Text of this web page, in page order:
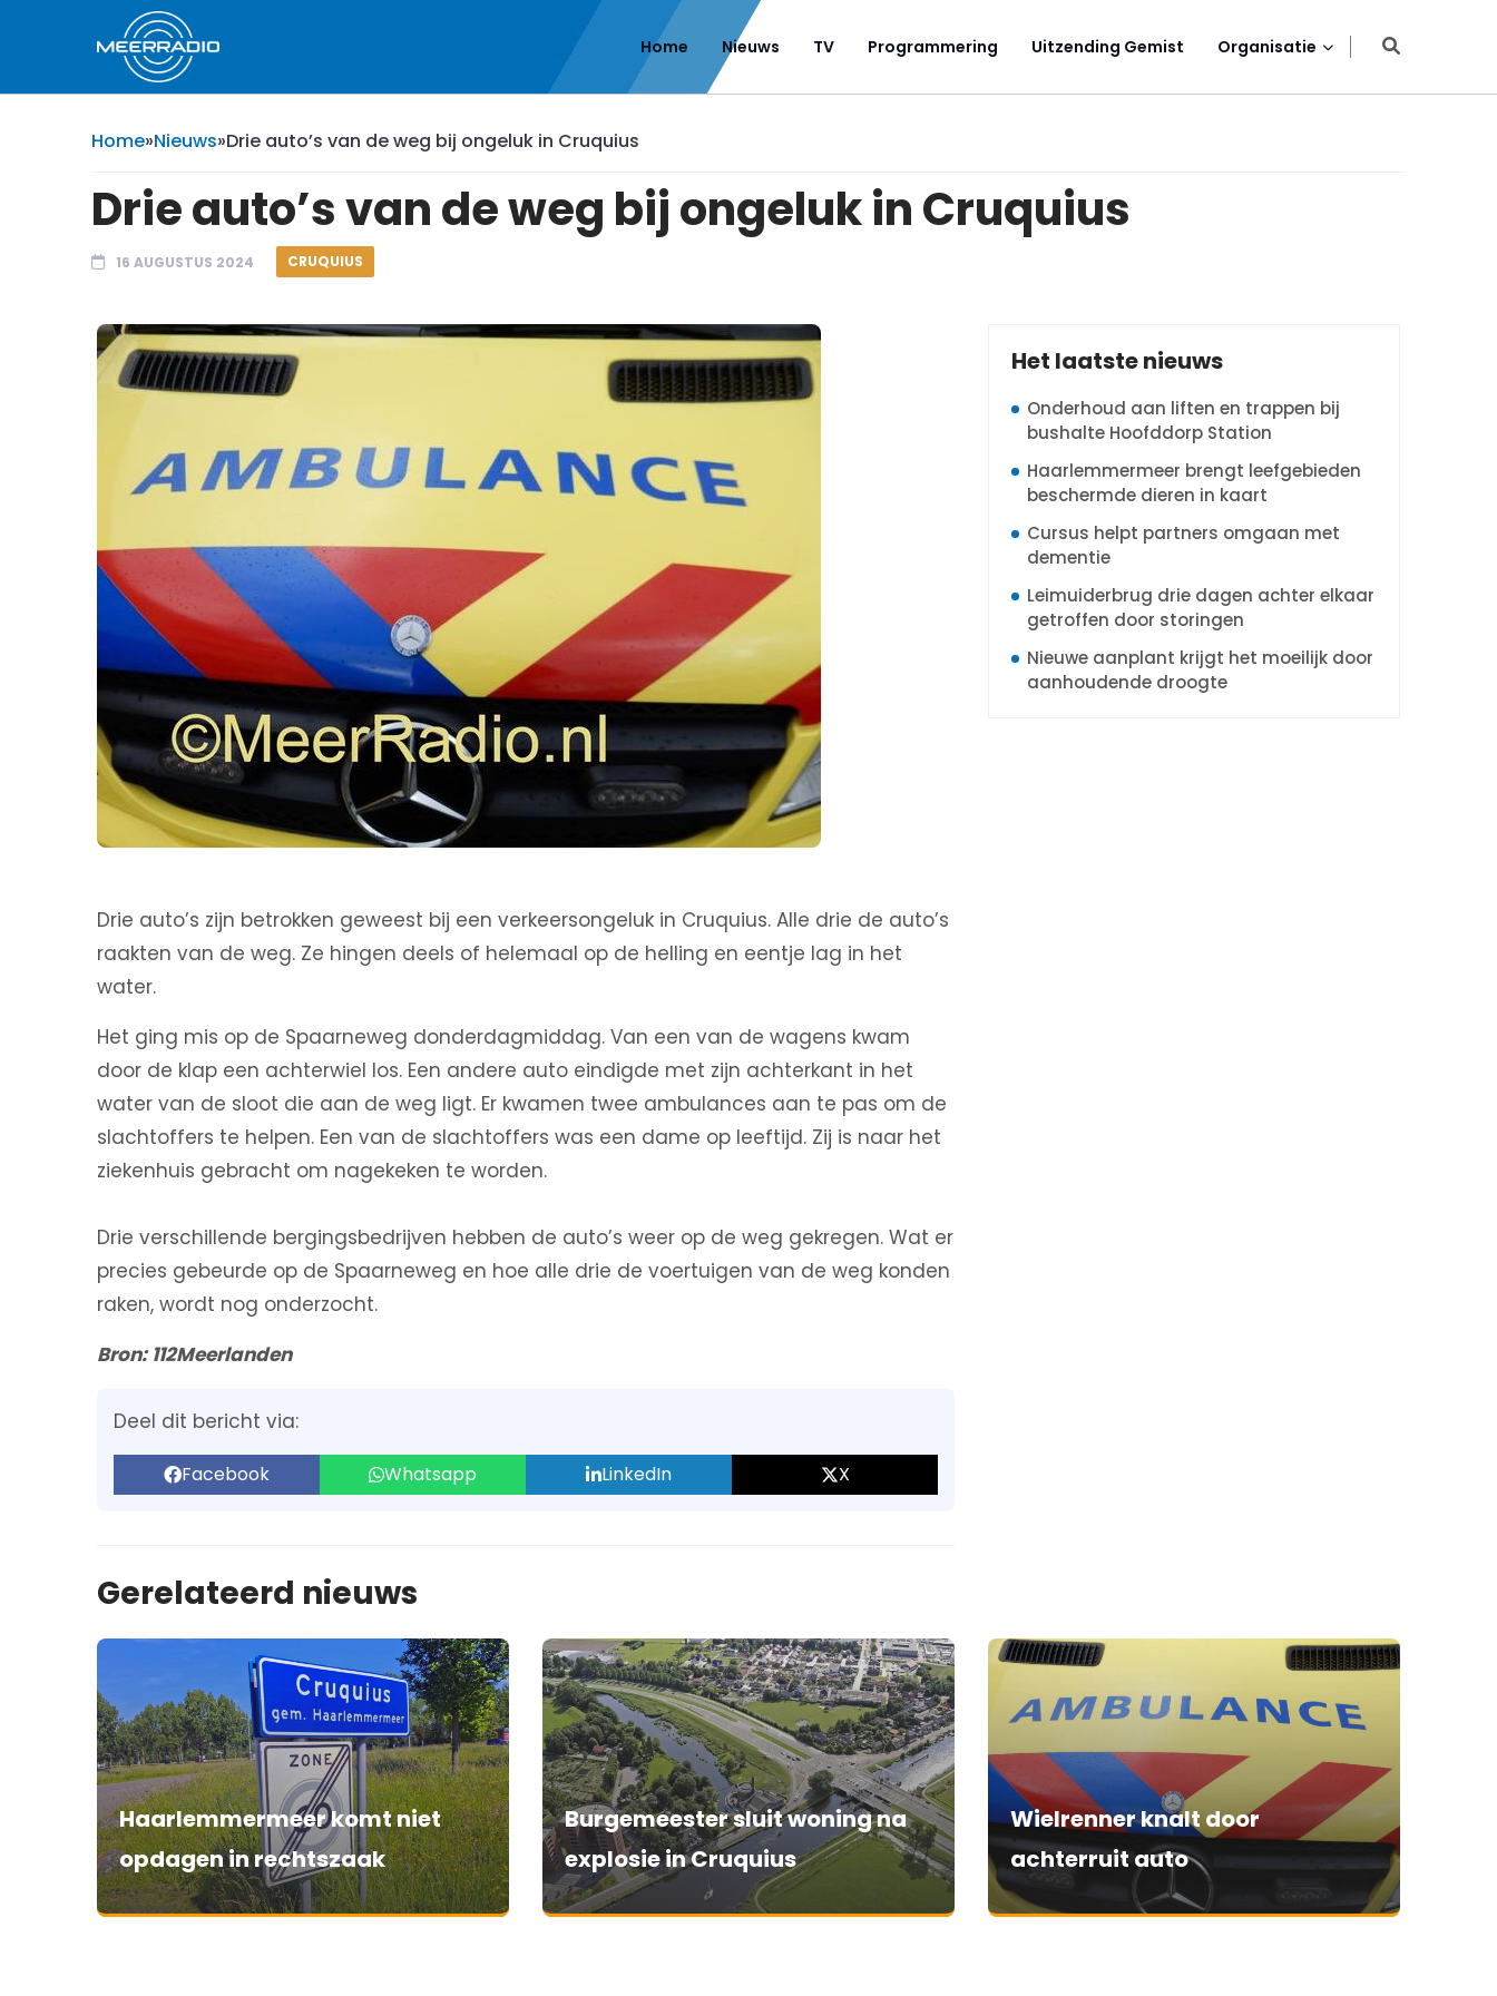
Home Nieuws TV Programmering Uitzending Gemist Organisatie
Home»Nieuws»Drie auto’s van de weg bij ongeluk in Cruquius
Drie auto’s van de weg bij ongeluk in Cruquius
16 AUGUSTUS 2024 CRUQUIUS
Drie auto’s zijn betrokken geweest bij een verkeersongeluk in Cruquius. Alle drie de auto’s
raakten van de weg. Ze hingen deels of helemaal op de helling en eentje lag in het
water.
Het ging mis op de Spaarneweg donderdagmiddag. Van een van de wagens kwam
door de klap een achterwiel los. Een andere auto eindigde met zijn achterkant in het
water van de sloot die aan de weg ligt. Er kwamen twee ambulances aan te pas om de
slachtoffers te helpen. Een van de slachtoffers was een dame op leeftijd. Zij is naar het
ziekenhuis gebracht om nagekeken te worden.
Drie verschillende bergingsbedrijven hebben de auto’s weer op de weg gekregen. Wat er
precies gebeurde op de Spaarneweg en hoe alle drie de voertuigen van de weg konden
raken, wordt nog onderzocht.
Bron: 112Meerlanden
Deel dit bericht via:
Facebook Whatsapp LinkedIn X
Het laatste nieuws
Onderhoud aan liften en trappen bij
bushalte Hoofddorp Station
Haarlemmermeer brengt leefgebieden
beschermde dieren in kaart
Cursus helpt partners omgaan met
dementie
Leimuiderbrug drie dagen achter elkaar
getroffen door storingen
Nieuwe aanplant krijgt het moeilijk door
aanhoudende droogte
Gerelateerd nieuws
Haarlemmermeer komt niet
opdagen in rechtszaak
Burgemeester sluit woning na
explosie in Cruquius
Wielrenner knalt door
achterruit auto